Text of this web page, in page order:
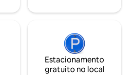
Estacionamento
gratuito no local